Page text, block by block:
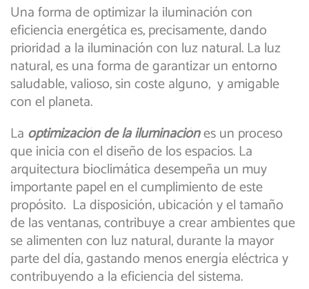
Una forma de optimizar la iluminación con
eficiencia energética es, precisamente, dando
prioridad a la iluminación con luz natural. La luz
natural, es una forma de garantizar un entorno
saludable, valioso, sin coste alguno, y amigable
con el planeta.
La optimización de la iluminaciónes un proceso
que inicia con el diseño de los espacios. La
arquitectura bioclimática desempeña un muy
importante papel en el cumplimiento de este
propósito. La disposición, ubicación y el tamaño
de las ventanas, contribuye a crear ambientes que
se alimenten con luz natural, durante la mayor
parte del día, gastando menos energía eléctrica y
contribuyendo a la eficiencia del sistema.